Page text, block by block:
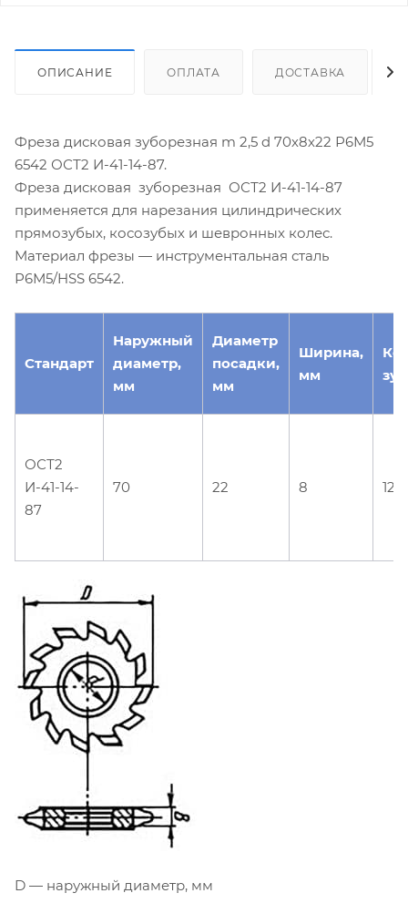
ОПИСАНИЕ ОПЛАТА ДОСТАВКА
Фреза дисковая зуборезная m 2,5 d 70х8х22 Р6М5
6542 ОСТ2 И-41-14-87.
Фреза дисковая зуборезная ОСТ2 И-41-14-87
применяется для нарезания цилиндрических
прямозубых, косозубых и шевронных колес.
Материал фрезы — инструментальная сталь
Р6М5/HSS 6542.
Стандарт
Наружный
диаметр,
мм
Диаметр
посадки,
мм
Ширина,
мм
ОСТ2
И-41-14-
87
70 22 8 12
D — наружный диаметр, мм